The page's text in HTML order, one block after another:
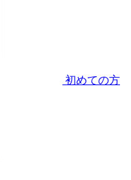
初めての方